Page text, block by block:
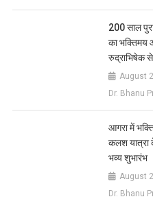
200 साल
का भक्तिमय
रुद्राभिषेक
August
Dr. Bhanu
आगरा में
कलश यात्रा
भव्य शुभारंभ
August
Dr. Bhanu